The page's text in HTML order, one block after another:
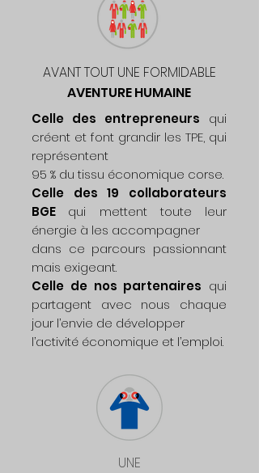
AVANT TOUT UNE FORMIDABLE
AVENTURE HUMAINE
Celle des entrepreneurs qui
créent et font grandir les TPE, qui
représentent
95 % du tissu économique corse.
Celle des 19 collaborateurs
BGE qui mettent toute leur
énergie à les accompagner
dans ce parcours passionnant
mais exigeant.
Celle de nos partenaires qui
partagent avec nous chaque
jour l’envie de développer
l’activité économique et l’emploi.
UNE